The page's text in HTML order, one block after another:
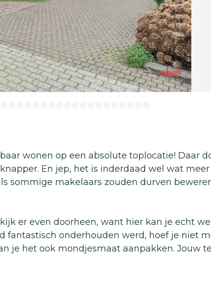
wonen op een absolute toplocatie! Daar
En jep, het is inderdaad wel wat meer
sommige makelaars zouden durven
er even doorheen, want hier kan je echt
fantastisch onderhouden werd, hoef je niet
je het ook mondjesmaat aanpakken. Jouw